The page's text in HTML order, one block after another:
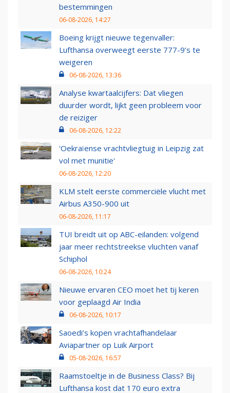
bestemmingen
06-08-2026, 14:27
Boeing krijgt nieuwe tegenvaller:
Lufthansa overweegt eerste 777-9’s te
weigeren
06-08-2026, 13:36
Analyse kwartaalcijfers: Dat vliegen
duurder wordt, lijkt geen probleem voor
de reiziger
06-08-2026, 12:22
'Oekraïense vrachtvliegtuig in Leipzig zat
vol met munitie'
06-08-2026, 12:20
KLM stelt eerste commerciële vlucht met
Airbus A350-900 uit
06-08-2026, 11:17
TUI breidt uit op ABC-eilanden: volgend
jaar meer rechtstreekse vluchten vanaf
Schiphol
06-08-2026, 10:24
Nieuwe ervaren CEO moet het tij keren
voor geplaagd Air India
06-08-2026, 10:17
Saoedi’s kopen vrachtafhandelaar
Aviapartner op Luik Airport
05-08-2026, 16:57
Raamstoeltje in de Business Class? Bij
Lufthansa kost dat 170 euro extra